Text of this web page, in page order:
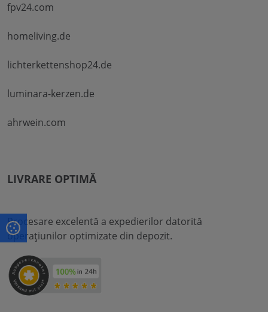
fpv24.com
homeliving.de
lichterkettenshop24.de
luminara-kerzen.de
ahrwein.com
LIVRARE OPTIMĂ
Procesare excelentă a expedierilor datorită
operațiunilor optimizate din depozit.